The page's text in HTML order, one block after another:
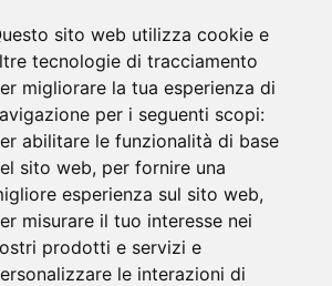
sito web utilizza cookie e
tecnologie di tracciamento
migliorare la tua esperienza di
per i seguenti scopi:
abilitare le funzionalità di base
sito web, per fornire una
esperienza sul sito web,
misurare il tuo interesse nei
prodotti e servizi e
le interazioni di
TeramoTerniTorinoTrapaniTrento
Verbano-Cusio-Ossola
indipendente pensato per migliorare la
info@avvisoscioperi.it
Policy